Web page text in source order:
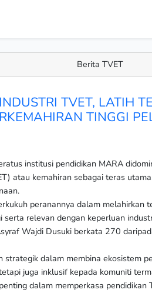
Berita TVET
TVET, LATIH
TINGGI
institusi pendidikan MARA
atau kemahiran sebagai teras
peranannya dalam melahirkan
serta relevan dengan keperluan
Wajdi Dusuki berkata 270
strategik dalam membina ekosistem
juga inklusif kepada komuniti
dalam memperkasa